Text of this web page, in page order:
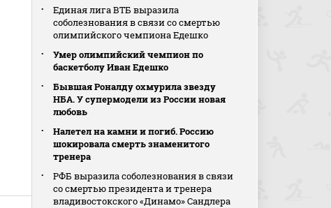
Единая лига ВТБ выразила
соболезнования в связи со смертью
олимпийского чемпиона Едешко
Умер олимпийский чемпион по
баскетболу Иван Едешко
Бывшая Роналду охмурила звезду
НБА. У супермодели из России новая
любовь
Налетел на камни и погиб. Россию
шокировала смерть знаменитого
тренера
РФБ выразила соболезнования в связи
со смертью президента и тренера
владивостокского «Динамо» Сандлера